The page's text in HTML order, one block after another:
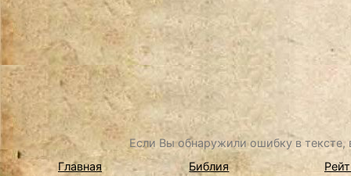
Если Вы обнаружили ошибку в
Главная
Библия